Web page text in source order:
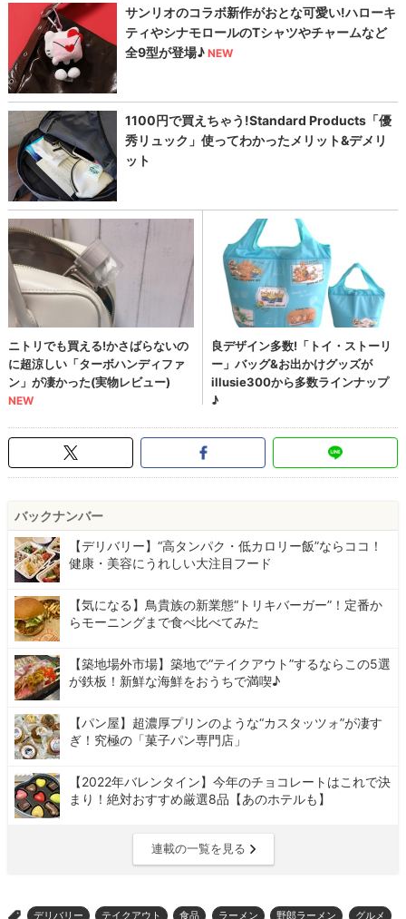
バックナンバー
【デリバリー】“高タンパク・低カロリー飯”ならココ！
健康・美容にうれしい大注目フード
【気になる】鳥貴族の新業態“トリキバーガー”！定番か
らモーニングまで食べ比べてみた
【築地場外市場】築地で“テイクアウト”するならこの5選
が鉄板！新鮮な海鮮をおうちで満喫♪
【パン屋】超濃厚プリンのような“カスタッツォ”が凄す
ぎ！究極の「菓子パン専門店」
【2022年バレンタイン】今年のチョコレートはこれで決
まり！絶対おすすめ厳選8品【あのホテルも】
連載の一覧を見る
デリバリー テイクアウト 食品 ラーメン 野郎ラーメン グルメ